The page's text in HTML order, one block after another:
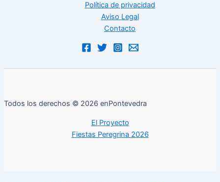
Política de privacidad
Aviso Legal
Contacto
Todos los derechos © 2026 enPontevedra
El Proyecto
Fiestas Peregrina 2026